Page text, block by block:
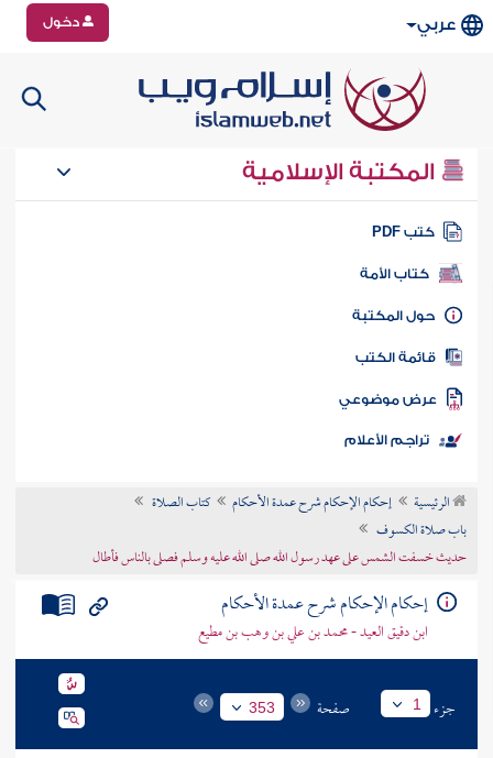
عربي دخول
المكتبة الإسلامية
كتب PDF
كتاب الأمة
المكتبة
الكتب
موضوعي
تراجم الأعلام
الرئيسية إحكام الإحكام شرح عمدة الأحكام
كتاب الصلاة
باب صلاة الكسوف
حديث خسفت الشمس على عهد رسول الله صلى الله عليه وسلم فصلى بالناس فأطال
إحكام الإحكام شرح عمدة الأحكام
ابن دقيق العيد - محمد بن علي بن وهب بن مطيع
جزء 1 صفحة 353